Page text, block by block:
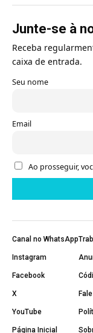
Junte-se à
Receba
caixa de entrada.
Seu nome
Email
Ao prosseguir,
Canal no WhatsApp
Instagram
Facebook
X
YouTube
Página Inicial